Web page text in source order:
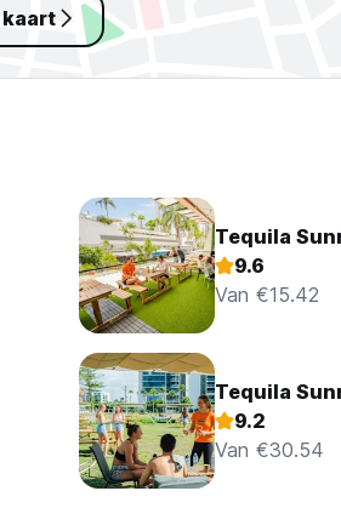
kaart
Tequila
9.6
Van €15.42
Tequila
9.2
Van €30.54